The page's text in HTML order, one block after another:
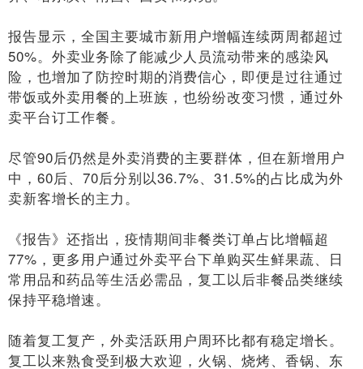
报告显示，全国主要城市新用户增幅连续两周都超过
50%。外卖业务除了能减少人员流动带来的感染风
险，也增加了防控时期的消费信心，即便是过往通过
带饭或外卖用餐的上班族，也纷纷改变习惯，通过外
卖平台订工作餐。
尽管90后仍然是外卖消费的主要群体，但在新增用户
中，60后、70后分别以36.7%、31.5%的占比成为外
卖新客增长的主力。
《报告》还指出，疫情期间非餐类订单占比增幅超
77%，更多用户通过外卖平台下单购买生鲜果蔬、日
常用品和药品等生活必需品，复工以后非餐品类继续
保持平稳增速。
随着复工复产，外卖活跃用户周环比都有稳定增长。
复工以来熟食受到极大欢迎，火锅、烧烤、香锅、东